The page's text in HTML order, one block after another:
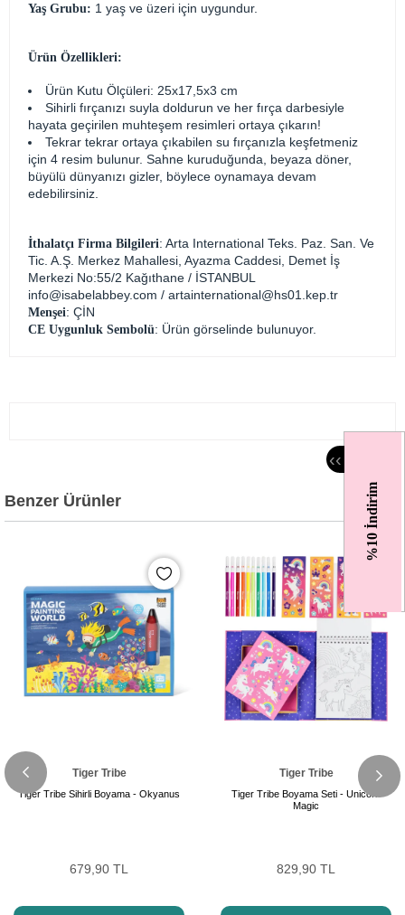
%10 İndirim
‹‹
Yaş Grubu: 1 yaş ve üzeri için uygundur.
Ürün Özellikleri:
Ürün Kutu Ölçüleri: 25x17,5x3 cm
Sihirli fırçanızı suyla doldurun ve her fırça darbesiyle
hayata geçirilen muhteşem resimleri ortaya çıkarın!
Tekrar tekrar ortaya çıkabilen su fırçanızla keşfetmeniz
için 4 resim bulunur. Sahne kuruduğunda, beyaza döner,
büyülü dünyanızı gizler, böylece oynamaya devam
edebilirsiniz.
İthalatçı Firma Bilgileri: Arta International Teks. Paz. San. Ve
Tic. A.Ş. Merkez Mahallesi, Ayazma Caddesi, Demet İş
Merkezi No:55/2 Kağıthane / İSTANBUL
info@isabelabbey.com / artainternational@hs01.kep.tr
Menşei: ÇİN
CE Uygunluk Sembolü: Ürün görselinde bulunuyor.
Benzer Ürünler
Tiger Tribe
Tiger Tribe Sihirli Boyama - Okyanus
679,90 TL
Tiger Tribe
Tiger Tribe Boyama Seti - Unicorn
Magic
829,90 TL